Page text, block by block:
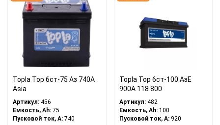
Topla Top 6ст-75 Аз 740A
Asia
Артикул: 456
Емкость, Ah: 75
Пусковой ток, A: 740
Topla Top 6ст-100 АзЕ
900A 118 800
Артикул:482
Емкость, Ah:100
Пусковой ток, A:920